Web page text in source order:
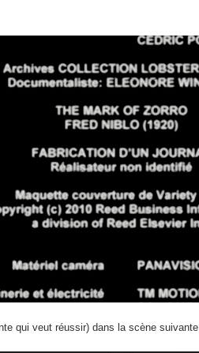
qui veut réussir) dans la scène suivante